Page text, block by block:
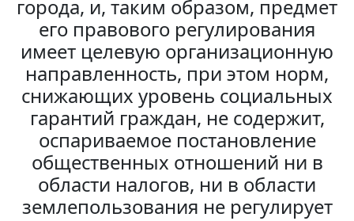
города, и, таким образом, предмет
его правового регулирования
имеет целевую организационную
направленность, при этом норм,
снижающих уровень социальных
гарантий граждан, не содержит,
оспариваемое постановление
общественных отношений ни в
области налогов, ни в области
землепользования не регулирует